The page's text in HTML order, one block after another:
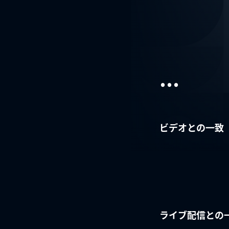
...
ビデオとの一致
ライブ配信との